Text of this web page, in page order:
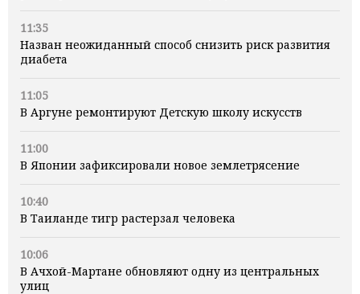
11:35
Назван неожиданный способ снизить риск развития
диабета
11:05
В Аргуне ремонтируют Детскую школу искусств
11:00
В Японии зафиксировали новое землетрясение
10:40
В Таиланде тигр растерзал человека
10:06
В Ачхой-Мартане обновляют одну из центральных
улиц